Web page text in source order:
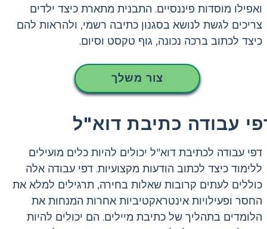
ואפילו מוסדות פיננסיים. התבנית מתארת ​​כיצד ילדים
צריכים לגשת לנושא בסגנון כתיבה רשמי, ולהראות להם
כיצד לכתוב ברכה נכונה, גוף טקסט וסיום.
צור משלך
עבודה כתיבת דוא"ל
דפי עבודה לכתיבת דוא"ל יכולים להיות כלים מועילים
ללימוד כיצד לכתוב הודעות מקצועיות. דפי עבודה אלה
כוללים לעתים קרובות שאלות בחירה, תרגילים למלא את
החסר ופעילויות אינטראקטיביות אחרות המנחות את
הלומדים בתהליך של כתיבת מיילים. הם יכולים להיות